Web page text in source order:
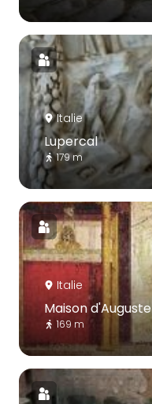
Italie
Lupercal
179 m
Italie
Maison d'Auguste
169 m